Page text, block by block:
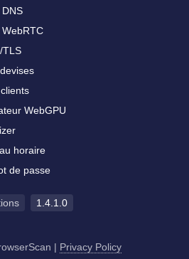
TLS
WebGPU
horaire
de passe
1.4.1.0
| Privacy Policy